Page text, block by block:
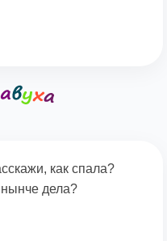
как спала?
дела?